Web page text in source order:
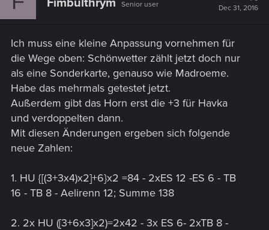
Fimbulthrym Senior user
Dec 31, 2016
Ich muss eine kleine Anpassung vornehmen für
die Wege oben: Schönwetter zählt jetzt doch nur
als eine Sonderkarte, genauso wie Madroeme.
Habe das mehrmals getestet jetzt.
Außerdem gibt das Horn erst die +3 für Havka
und verdoppelten dann.
Mit diesen Änderungen ergeben sich folgende
neue Zahlen:
1. HU {[(3+3x4)x2]+6}x2 =84 - 2xES 12 -ES 6 - TB
16 - TB 8 - Aelirenn 12; Summe 138
2. 2x HU ([3+6x3]x2)=2x42 - 3x ES 6- 2xTB 8 -